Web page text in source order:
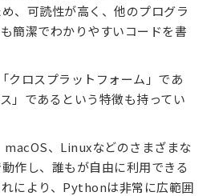
、可読性が高く、他のプログラ
簡潔でわかりやすいコードを書
クロスプラットフォーム」であ
」であるという特徴も持ってい
、Linuxなどのさまざまな
作し、誰もが自由に利用できる
により、Pythonは非常に広範囲